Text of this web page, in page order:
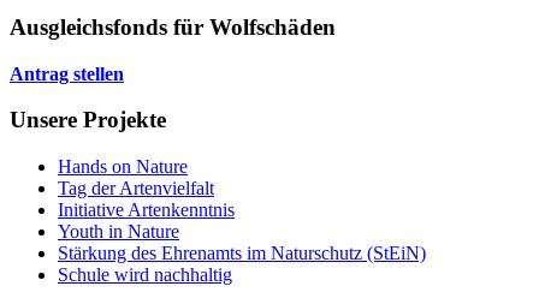
Ausgleichsfonds für Wolfschäden
Antrag stellen
Unsere Projekte
Hands on Nature
Tag der Artenvielfalt
Initiative Artenkenntnis
Youth in Nature
Stärkung des Ehrenamts im Naturschutz (StEiN)
Schule wird nachhaltig